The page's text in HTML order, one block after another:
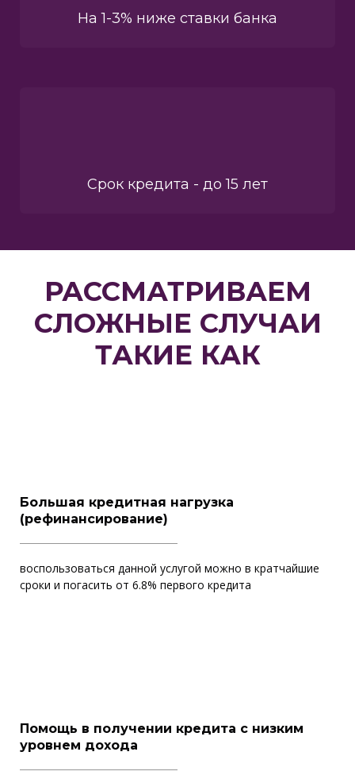
На 1-3% ниже ставки банка
Срок кредита - до 15 лет
РАССМАТРИВАЕМ
СЛОЖНЫЕ СЛУЧАИ
ТАКИЕ КАК
Большая кредитная нагрузка
(рефинансирование)
воспользоваться данной услугой можно в кратчайшие
сроки и погасить от 6.8% первого кредита
Помощь в получении кредита с низким
уровнем дохода